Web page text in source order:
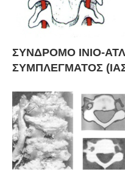
ΣΥΝΔΡΟΜΟ ΙΝΙΟ-
ΣΥΜΠΛΕΓΜΑΤΟΣ